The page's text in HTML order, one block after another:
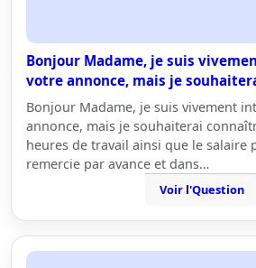
Bonjour Madame, je suis
votre annonce, mais je
Bonjour Madame, je suis vivement
annonce, mais je souhaiterai
heures de travail ainsi que le salaire
remercie par avance et dans…
Voir l'Question